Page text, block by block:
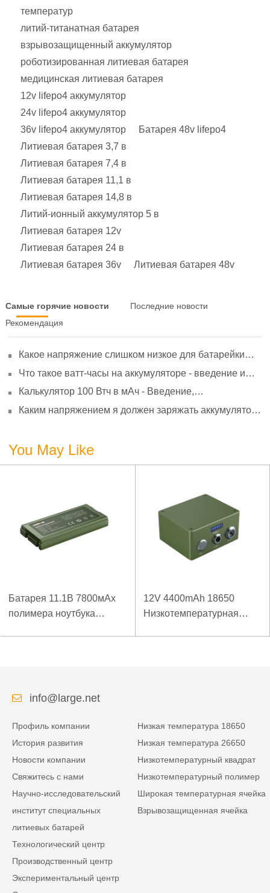
температур
литий-титанатная батарея
взрывозащищенный аккумулятор
роботизированная литиевая батарея
медицинская литиевая батарея
12v lifepo4 аккумулятор
24v lifepo4 аккумулятор
36v lifepo4 аккумулятор
Батарея 48v lifepo4
Литиевая батарея 3,7 в
Литиевая батарея 7,4 в
Литиевая батарея 11,1 в
Литиевая батарея 14,8 в
Литий-ионный аккумулятор 5 в
Литиевая батарея 12v
Литиевая батарея 24 в
Литиевая батарея 36v
Литиевая батарея 48v
Самые горячие новости
Последние новости
Рекомендация
Какое напряжение слишком низкое для батарейки
старение
Что такое ватт-часы на аккумуляторе - введение и
Калькулятор 100 Втч в мАч - Введение,
Каким напряжением я должен заряжать аккумулятор
You May Like
Батарея 11.1В 7800мАх
полимера ноутбука
12V 4400mAh 18650
Низкотемпературная
info@large.net
Профиль компании
История развития
Новости компании
Свяжитесь с нами
Научно-исследовательский
институт специальных
литиевых батарей
Технологический центр
Производственный центр
Экспериментальный центр
Низкая температура 18650
Низкая температура 26650
Низкотемпературный квадрат
Низкотемпературный полимер
Широкая температурная ячейка
Взрывозащищенная ячейка